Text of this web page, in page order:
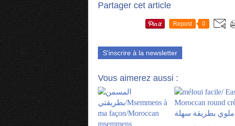
Partager cet article
Repost 0
S'inscrire à la newsletter
Vous aimerez aussi :